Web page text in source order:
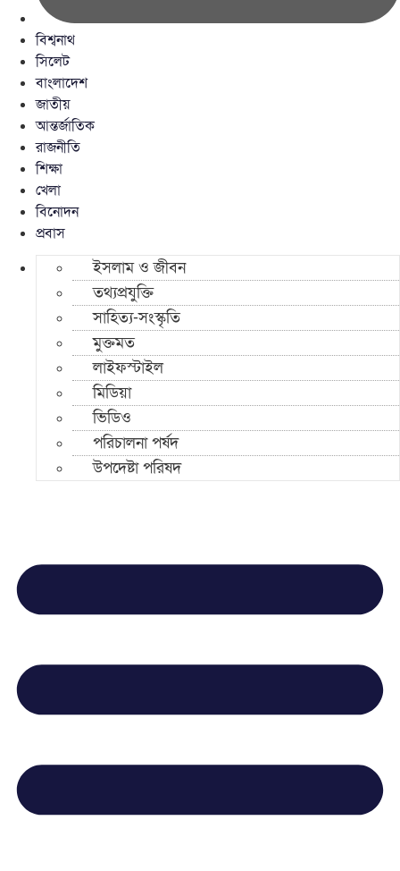
বিশ্বনাথ
সিলেট
বাংলাদেশ
জাতীয়
আন্তর্জাতিক
রাজনীতি
শিক্ষা
খেলা
বিনোদন
প্রবাস
ইসলাম ও জীবন
তথ্যপ্রযুক্তি
সাহিত্য-সংস্কৃতি
মুক্তমত
লাইফস্টাইল
মিডিয়া
ভিডিও
পরিচালনা পর্ষদ
উপদেষ্টা পরিষদ